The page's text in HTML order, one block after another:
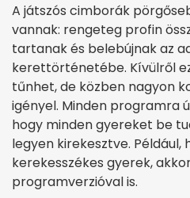
A játszós cimborák
vannak: rengeteg profin
tartanak és belebújnak az
kerettörténetébe. Kívülről
tűnhet, de közben nagyon
igényel. Minden programra
hogy minden gyereket be
legyen kirekesztve.
kerekesszékes gyerek,
programverzióval is.